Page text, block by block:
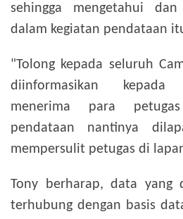
sehingga mengetahui
dalam kegiatan pendataan
"Tolong kepada seluruh
diinformasikan
menerima para
pendataan nantinya
mempersulit petugas di
Tony berharap, data yang
terhubung dengan basis